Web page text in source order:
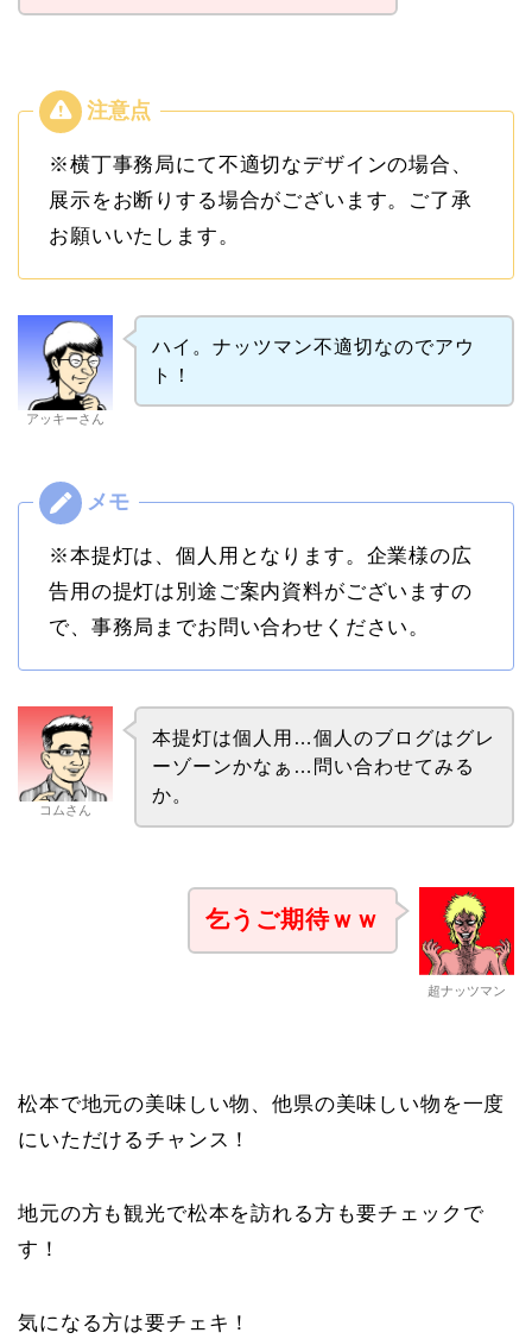
※横丁事務局にて不適切なデザインの場合、
展示をお断りする場合がございます。ご了承
お願いいたします。
アッキーさん
ハイ。ナッツマン不適切なのでアウ
ト！
※本提灯は、個人用となります。企業様の広
告用の提灯は別途ご案内資料がございますの
で、事務局までお問い合わせください。
コムさん
本提灯は個人用…個人のブログはグレ
ーゾーンかなぁ…問い合わせてみる
か。
超ナッツマン
乞うご期待ｗｗ
松本で地元の美味しい物、他県の美味しい物を一度
にいただけるチャンス！
地元の方も観光で松本を訪れる方も要チェックで
す！
気になる方は要チェキ！